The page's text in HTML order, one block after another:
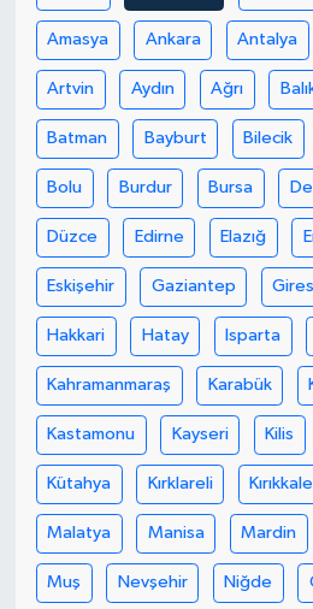
Amasya Ankara Antalya
Artvin Aydın Ağrı
Batman Bayburt Bilecik
Bolu Burdur Bursa
Düzce Edirne Elazığ
Eskişehir Gaziantep
Hakkari Hatay Isparta
Kahramanmaraş Karabük
Kastamonu Kayseri Kilis
Kütahya Kırklareli Kırıkkale
Malatya Manisa Mardin
Muş Nevşehir Niğde